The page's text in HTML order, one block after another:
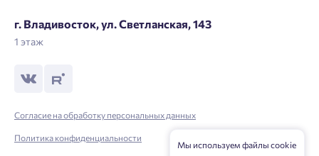
г. Владивосток, ул. Светланская, 143
1 этаж
Согласие на обработку персональных данных
Политика конфиденциальности
Мы используем файлы cookie